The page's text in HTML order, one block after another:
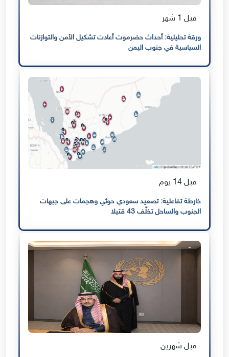
قبل 1 شهر
ورقة تحليلية: أحداث حضرموت أعادت تشكيل الأمن والتوازنات
السياسية في جنوب اليمن
قبل 14 يوم
خارطة تفاعلية: تصعيد سعودي حوثي وهجمات على جبهات
الجنوب والساحل تخلّف 43 قتيلا
قبل شهرين